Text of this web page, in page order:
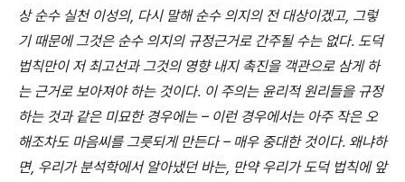
상 순수 실천 이성의, 다시 말해 순수 의지의 전 대상이겠고, 그렇
기 때문에 그것은 순수 의지의 규정근거로 간주될 수는 없다. 도덕
법칙만이 저 최고선과 그것의 영향 내지 촉진을 객관으로 삼게 하
는 근거로 보아져야 하는 것이다. 이 주의는 윤리적 원리들을 규정
하는 것과 같은 미묘한 경우에는 – 이런 경우에서는 아주 작은 오
해조차도 마음씨를 그릇되게 만든다 – 매우 중대한 것이다. 왜냐하
면, 우리가 분석학에서 알아냈던 바는, 만약 우리가 도덕 법칙에 앞